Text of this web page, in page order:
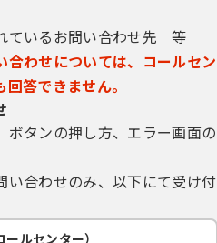
ているお問い合わせ先 等
わせについては、コールセン
答できません。
ボタンの押し方、エラー画面の
い合わせのみ、以下にて受け付
ルセンター）